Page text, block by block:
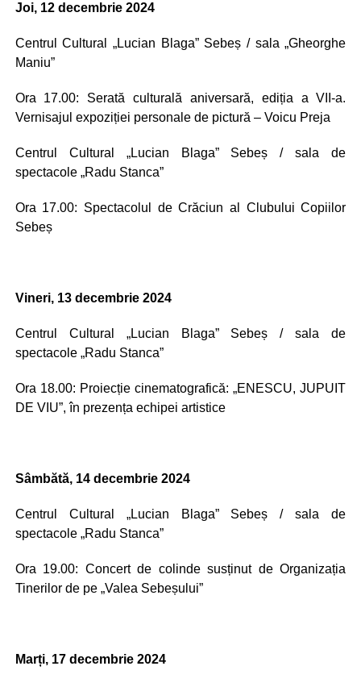
Joi, 12 decembrie 2024
Centrul Cultural „Lucian Blaga” Sebeș / sala „Gheorghe
Maniu”
Ora 17.00: Serată culturală aniversară, ediția a VII-a.
Vernisajul expoziției personale de pictură – Voicu Preja
Centrul Cultural „Lucian Blaga” Sebeș / sala de
spectacole „Radu Stanca”
Ora 17.00: Spectacolul de Crăciun al Clubului Copiilor
Sebeș
Vineri, 13 decembrie 2024
Centrul Cultural „Lucian Blaga” Sebeș / sala de
spectacole „Radu Stanca”
Ora 18.00: Proiecție cinematografică: „ENESCU, JUPUIT
DE VIU”, în prezența echipei artistice
Sâmbătă, 14 decembrie 2024
Centrul Cultural „Lucian Blaga” Sebeș / sala de
spectacole „Radu Stanca”
Ora 19.00: Concert de colinde susținut de Organizația
Tinerilor de pe „Valea Sebeșului”
Marți, 17 decembrie 2024